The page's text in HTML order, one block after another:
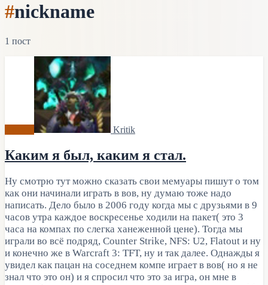
#nickname
1 пост
Kritik
Каким я был, каким я стал.
Ну смотрю тут можно сказать свои мемуары пишут о том
как они начинали играть в вов, ну думаю тоже надо
написать. Дело было в 2006 году когда мы с друзьями в 9
часов утра каждое воскресенье ходили на пакет( это 3
часа на компах по слегка ханеженной цене). Тогда мы
играли во всё подряд, Counter Strike, NFS: U2, Flatout и ну
и конечно же в Warcraft 3: TFT, ну и так далее. Однажды я
увидел как пацан на соседнем компе играет в вов( но я не
знал что это он) и я спросил что это за игра, он мне в